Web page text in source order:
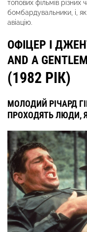
топових фільмів
бомбардувальники, і,
авіацію.
ОФІЦЕР І
AND A
(1982 РІК)
МОЛОДИЙ РІЧАРД
ПРОХОДЯТЬ ЛЮДИ,